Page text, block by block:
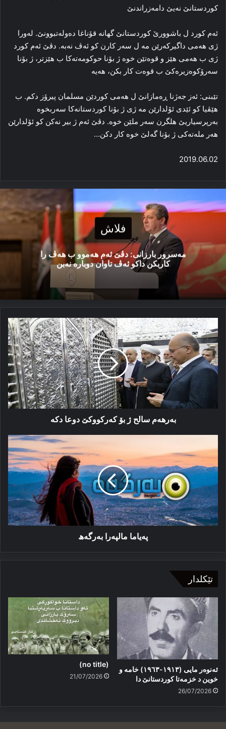
کوردستانێ نه‌یێ دامه‌زراندنێ
ئه‌م کورد ل باشوورێ کوردستانێ گهانە قۆناغا ده‌وله‌تبوونێ. له‌ورا
ژی هه‌می داگیرکه‌رێن مه‌ ل سه‌ر کارن کو ئه‌ڤ نه‌به‌. دڤێ ئه‌م کورد
ژی ب هه‌می هێز و قوه‌تێن خوه‌ ژ بۆنا حوکومه‌ته‌کا ب هێزتر، ژ بۆنا
سه‌رۆکوه‌زیره‌کێ ب قوه‌ت کار بکن، هه‌یه‌
تێبنی: ئه‌ز جه‌ژنا ڕەمازانێ ل هه‌می کوردێن مسلمان پیرۆز دکم. ب
هێڤیا کو ئێدی ئۆلدارێن مه‌ ژی ژ بۆنا کوردستانه‌کا سه‌ربخوه‌
به‌رپرسیاریێ هلگرن سه‌ر ملێن خوه‌. دڤێ ئه‌م ژ بیر نه‌کن کو ئۆلدارێن
هه‌ر مله‌ته‌کی ژ بۆنا گه‌لێ خوه‌ کار دکن…
2019.06.02
فلاش
مەسرور بارزانی: دڤێ ئەم هەموو ب هەڤ را
کاربکن داکو ئەڤ تاوان دوبارە نەبن
بەرھەم
سالح
ژ
بۆ
كەركووكێ
دوعا
بەرھەم سالح ژ بۆ كەركووكێ دوعا دكە
پەیاما
مالپەرا
بەرگەھ
پەیاما مالپەرا بەرگەھ
تێکلدار
ئەنوەر مایی (١٩١٣-١٩٦٣) خامە و
خوین د خزمەتا کوردستانێ دا
26/07/2026
(no title)
21/07/2026